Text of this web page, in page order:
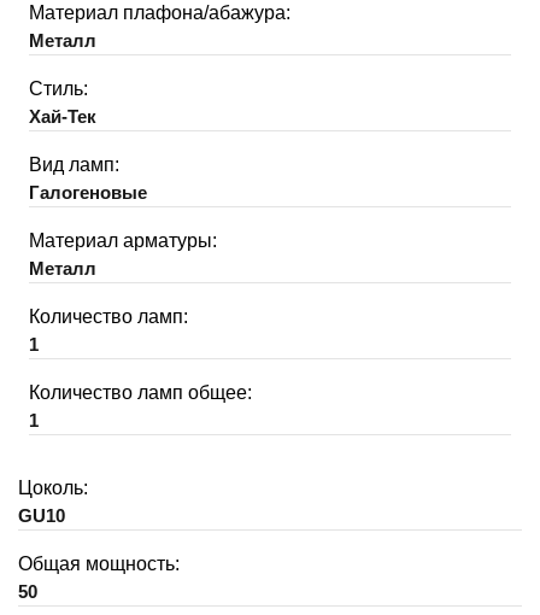
Материал плафона/абажура:
Металл
Стиль:
Хай-Тек
Вид ламп:
Галогеновые
Материал арматуры:
Металл
Количество ламп:
1
Количество ламп общее:
1
Цоколь:
GU10
Общая мощность:
50